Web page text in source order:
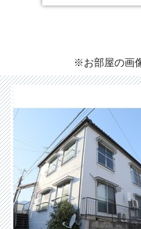
※お部屋の画